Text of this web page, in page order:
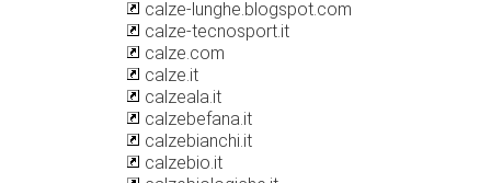
calze-lunghe.blogspot.com
calze-tecnosport.it
calze.com
calze.it
calzeala.it
calzebefana.it
calzebianchi.it
calzebio.it